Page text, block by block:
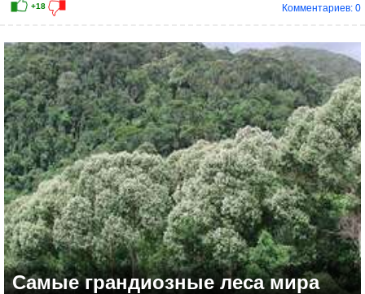
+25
Комментариев: 0
Самые грандиозные леса мира